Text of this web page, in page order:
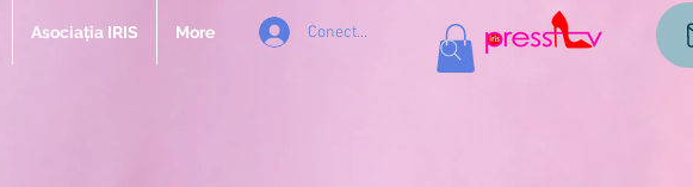
Asociația IRIS More Conectează-te